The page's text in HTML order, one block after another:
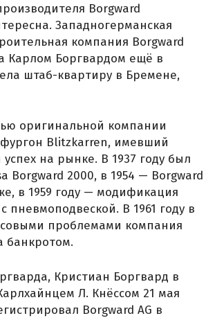
Borgward
Западногерманская
компания Borgward
Карлом Боргвардом ещё в
штаб-квартиру в Бремене,
оригинальной компании
фургон Blitzkarren, имевший
на рынке. В 1937 году был
Borgward 2000, в 1954 — Borgward
в 1959 году — модификация
пневмоподвеской. В 1961 году в
проблемами компания
банкротом.
Кристиан Боргвард в
Л. Кнёссом 21 мая
Borgward AG в